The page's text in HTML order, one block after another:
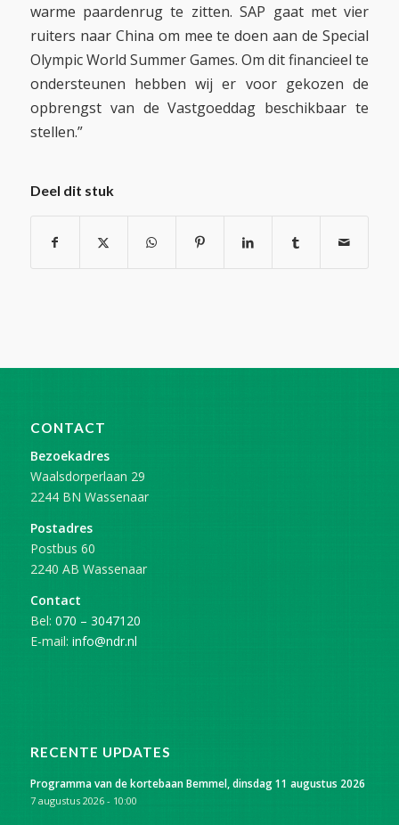
warme paardenrug te zitten. SAP gaat met vier
ruiters naar China om mee te doen aan de Special
Olympic World Summer Games. Om dit financieel te
ondersteunen hebben wij er voor gekozen de
opbrengst van de Vastgoeddag beschikbaar te
stellen.”
Deel dit stuk
CONTACT
Bezoekadres
Waalsdorperlaan 29
2244 BN Wassenaar
Postadres
Postbus 60
2240 AB Wassenaar
Contact
Bel: 070 – 3047120
E-mail: info@ndr.nl
RECENTE UPDATES
Programma van de kortebaan Bemmel, dinsdag 11 augustus 2026
7 augustus 2026 - 10:00